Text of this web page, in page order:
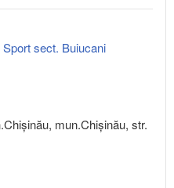
sect. Buiucani
mun.Chişinău, str.